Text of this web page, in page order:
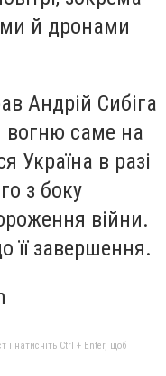
й дронами
Андрій Сибіга
саме на
Україна в разі
з боку
війни.
її завершення.
і натисніть Ctrl + Enter, щоб